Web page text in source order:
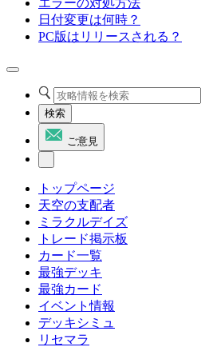
エラーの対処方法
日付変更は何時？
PC版はリリースされる？
検索
ご意見
トップページ
天空の支配者
ミラクルデイズ
トレード掲示板
カード一覧
最強デッキ
最強カード
イベント情報
デッキシミュ
リセマラ